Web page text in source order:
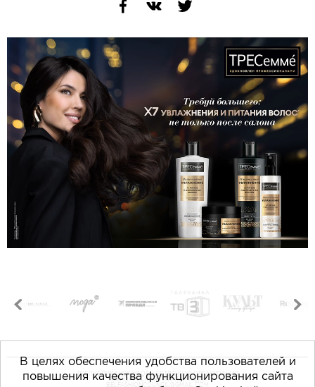
РЕСПУБЛИКАНСКАЯ ОБЩЕСТВЕННАЯ ОРГАНИЗАЦИЯ
«БЕЛОРУССКАЯ ПАЛАТА МОДЫ»
BELFASHIONCOUNCIL@GMAIL.COM
В целях обеспечения удобства пользователей и
повышения качества функционирования сайта